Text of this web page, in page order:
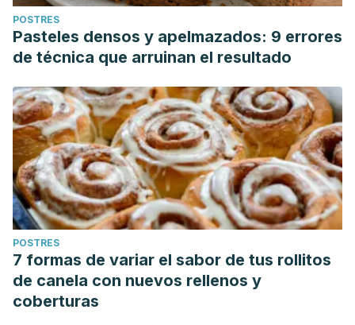
POSTRES
Pasteles densos y apelmazados: 9 errores
de técnica que arruinan el resultado
POSTRES
7 formas de variar el sabor de tus rollitos
de canela con nuevos rellenos y
coberturas